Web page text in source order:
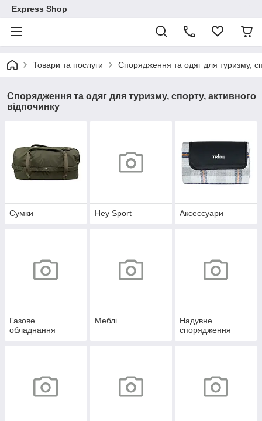
Express Shop
Товари та послуги Спорядження та одяг для туризму,
Спорядження та одяг для туризму, спорту, активного
відпочинку
Сумки Hey Sport Аксессуари
Газове
обладнання
Меблі
Надувне
спорядження